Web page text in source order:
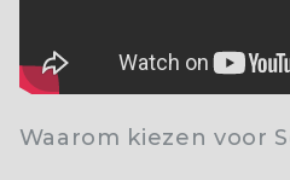
Waarom kiezen voor